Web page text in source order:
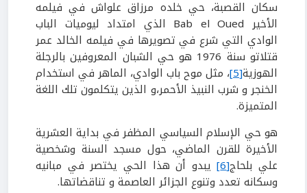
سكان القصبة، حي خلده مرزاق علواش في فيلمه
الأخير Bab el Oued الذي امتداد ليوميات الباب
الوادي التي شرع في تصويرها في فيلمه الخالد عمر
قتلاتو سنة 1976 هو حي الشبان المعروفين بالرجلة
الهوزية[5] ، مثل موح باب الوادي، الماهر في استخدام
الخنجر و شرب النبيذ الأحمر،و الذين يتكلمون تلك اللغة
المتميزة.
هو حي الإسلام السياسي المظفر في بداية العشرية
الأخيرة للقرن الماضي، حول مسجد السنة وشخصية
علي بلحاج[6] يبدو أن هذا الحي يختصر في مبانيه
وسكانه تعدد وتنوع الجزائر العاصمة و تناقضاتها.